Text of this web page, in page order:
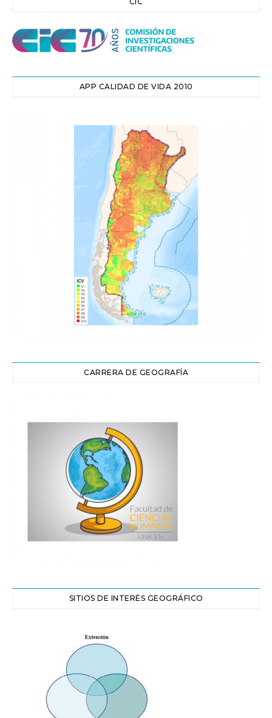
APP CALIDAD DE VIDA 2010
CARRERA DE GEOGRAFÍA
SITIOS DE INTERÉS GEOGRÁFICO